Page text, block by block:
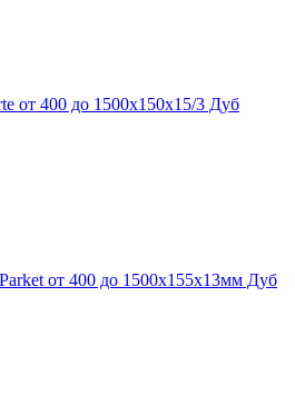
от 400 до 1500х150х15/3 Дуб
от 400 до 1500х155х13мм Дуб